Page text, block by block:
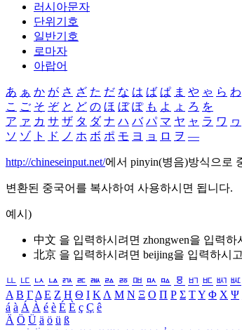
러시아문자
단위기호
일반기호
로마자
아랍어
あ ぁ か が さ ざ た だ な は ば ぱ ま や ゃ ら わ
こ ご そ ぞ と ど の ほ ぼ ぽ も よ ょ ろ を
ア ァ カ サ ザ タ ダ ナ ハ バ パ マ ヤ ャ ラ ワ ヮ
ソ ゾ ト ド ノ ホ ボ ポ モ ヨ ョ ロ ヲ ―
http://chineseinput.net/에서 pinyin(병음)방식으로
변환된 중국어를 복사하여 사용하시면 됩니다.
예시)
中文 을 입력하시려면 zhongwen을 입력하
北京 을 입력하시려면 beijing을 입력하시
ㅥ ㅦ ㅧ ㅨ ㅩ ㅪ ㅫ ㅬ ㅭ ㅮ ㅯ ㅰ ㅱ ㅲ ㅳ ㅴ ㅵ
Α Β ΓΔ Ε Ζ Η Θ Ι ΚΛ Μ Ν Ξ Ο Π Ρ Σ ΤΥ Φ Χ Ψ
á à Á À é è É È ç Ç ê
Ä Ö Ü ä ö ü ß